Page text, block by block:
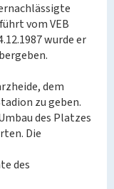
vom VEB
wurde er
dem
zu geben.
des Platzes
Die
des